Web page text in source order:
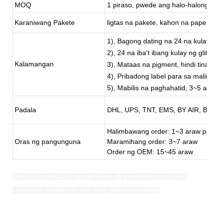
MOQ
1 piraso, pwede ang halo-halong
Karaniwang Pakete ligtas na pakete, kahon na papel,
Kalamangan
1), Bagong dating na 24 na kulay
2), 24 na iba't ibang kulay ng glitter
3), Mataas na pigment, hindi
4), Pribadong label para sa maliit
5), Mabilis na paghahatid, 3~5
Padala DHL, UPS, TNT, EMS, BY AIR, BY
Oras ng pangunguna
Halimbawang order: 1~3 araw
Maramihang order: 3~7 araw
Order ng OEM: 15~45 araw